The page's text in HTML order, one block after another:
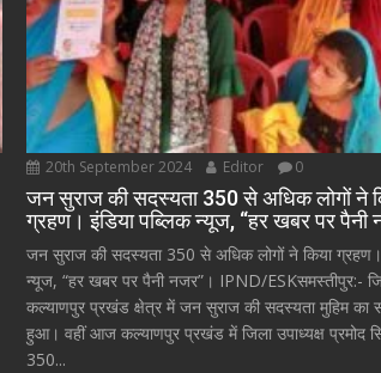
20th September 2024 Editor 0
जन सुराज की सदस्यता 350 से अधिक लोगों ने
ग्रहण। इंडिया पब्लिक न्यूज, “हर खबर पर पैनी
जन सुराज की सदस्यता 350 से अधिक लोगों ने किया ग्रहण।
न्यूज, “हर खबर पर पैनी नजर”। IPND/ESKसमस्तीपुर:-
कल्याणपुर प्रखंड क्षेत्र में जन सुराज की सदस्यता मुहिम
हुआ। वहीं आज कल्याणपुर प्रखंड में जिला उपाध्यक्ष प्रमोद
350...